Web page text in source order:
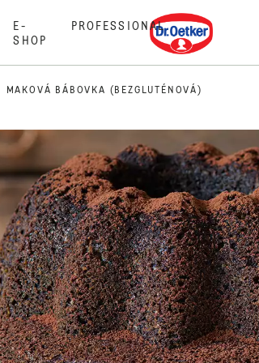
E-
SHOP
PROFESSIONAL Dr. Oetker
MAKOVÁ BÁBOVKA (BEZGLUTÉNOVÁ)